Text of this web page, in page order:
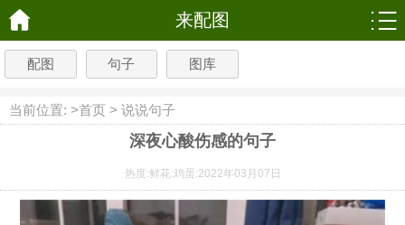
来配图
配图 句子 图库
当前位置: >首页 > 说说句子
深夜心酸伤感的句子
热度:鲜花:鸡蛋:2022年03月07日